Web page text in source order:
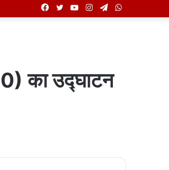
Telegram
Instagram
YouTube
Twitter
Facebook
का उद्घाटन